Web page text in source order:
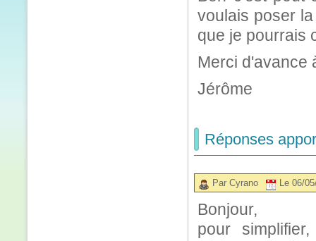
voulais poser
que je pourrais
Merci d'avance
Jérôme
Réponses
Par Cyrano Le 06/
Bonjour,
pour